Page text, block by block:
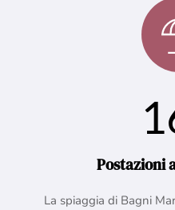
Postazioni
La spiaggia di Bagni